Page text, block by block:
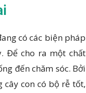
có các biện pháp
Để cho ra một chất
đến chăm sóc. Bởi
cây con có bộ rễ tốt,